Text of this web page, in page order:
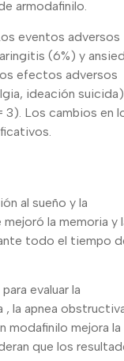
armodafinilo.
eventos adversos
(6%) y
efectos adversos
ideación suicida)
3). Los cambios en
al sueño y la
la memoria y
todo el tiempo
evaluar la
, la apnea
modafinilo mejora la
que los